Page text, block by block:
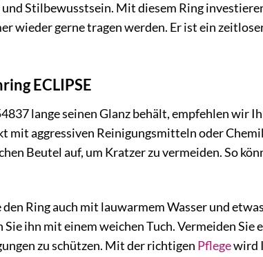
Stilbewusstsein. Mit diesem Ring
wieder gerne tragen werden. Er ist ein
ECLIPSE
lange seinen Glanz behält, empfehlen wir
mit aggressiven Reinigungsmitteln oder
Beutel auf, um Kratzer zu vermeiden. So
Ring auch mit lauwarmem Wasser und
ihn mit einem weichen Tuch. Vermeiden Sie
zu schützen. Mit der richtigen Pflegewird